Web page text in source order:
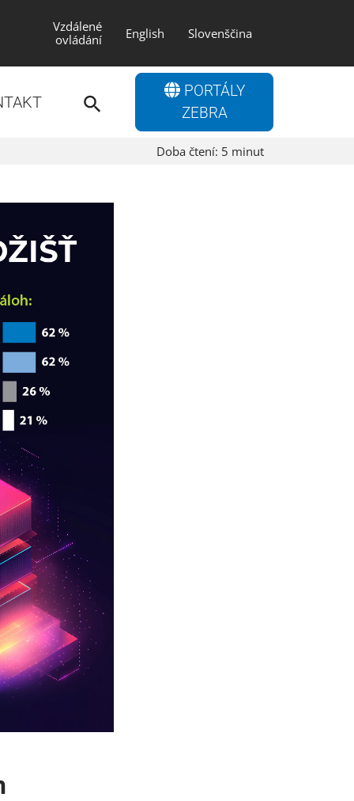
Vzdálené
ovládání
English Slovenščina
PORTÁLY
ZEBRA
Doba čtení: 5 minut